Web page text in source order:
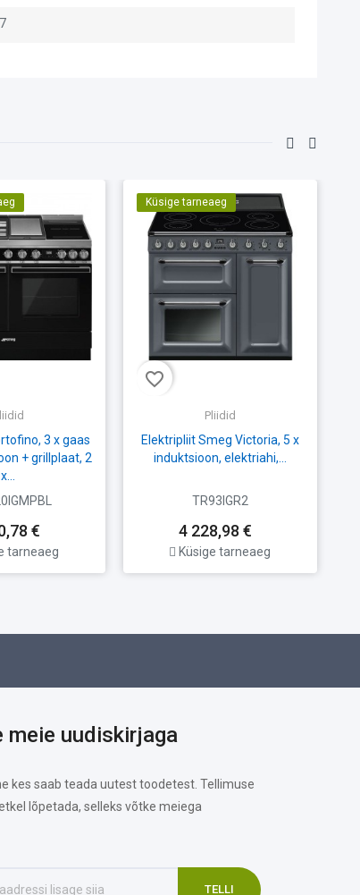
3 x gaas
+ grillplaat, 2
x...
€
tarneaeg
favorite_border
Küsige tarneaeg
Pliidid
Elektripliit Smeg Victoria, 5 x
induktsioon, elektriahi,...
TR93IGR2
4 228,98 €
Küsige tarneaeg
meie uudiskirjaga
kes saab teada uutest toodetest. Tellimuse
lõpetada, selleks võtke meiega